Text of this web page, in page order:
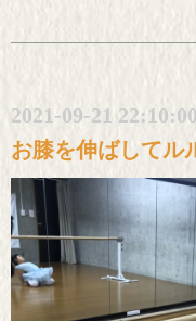
2021-09-21 22:10:00
お膝を伸ばしてル